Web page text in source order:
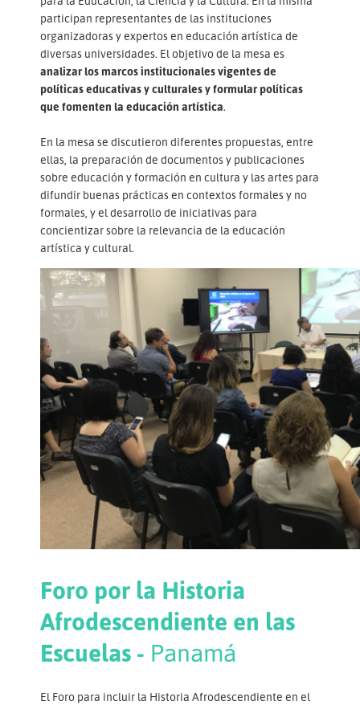
participan representantes de las instituciones
organizadoras y expertos en educación artística de
diversas universidades. El objetivo de la mesa es
analizar los marcos institucionales vigentes de
políticas educativas y culturales y formular políticas
que fomenten la educación artística.
En la mesa se discutieron diferentes propuestas, entre
ellas, la preparación de documentos y publicaciones
sobre educación y formación en cultura y las artes para
difundir buenas prácticas en contextos formales y no
formales, y el desarrollo de iniciativas para
concientizar sobre la relevancia de la educación
artística y cultural.
Foro por la Historia
Afrodescendiente en las
Escuelas - Panamá
El Foro para incluir la Historia Afrodescendiente en el